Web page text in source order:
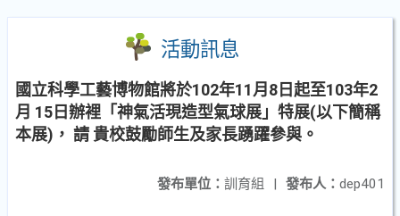
活動訊息
國立科學工藝博物館將於102年11月8日起至103年2
月 15日辦裡「神氣活現造型氣球展」特展(以下簡稱
本展)， 請 貴校鼓勵師生及家長踴躍參與。
發布人： dep401
發布單位： 訓育組 |